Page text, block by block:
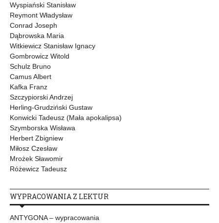
Wyspiański Stanisław
Reymont Władysław
Conrad Joseph
Dąbrowska Maria
Witkiewicz Stanisław Ignacy
Gombrowicz Witold
Schulz Bruno
Camus Albert
Kafka Franz
Szczypiorski Andrzej
Herling-Grudziński Gustaw
Konwicki Tadeusz (Mała apokalipsa)
Szymborska Wisława
Herbert Zbigniew
Miłosz Czesław
Mrożek Sławomir
Różewicz Tadeusz
WYPRACOWANIA Z LEKTUR
ANTYGONA – wypracowania